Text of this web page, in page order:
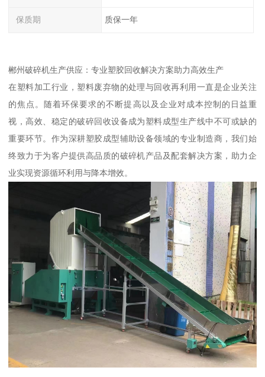
保质期 质保一年
郴州破碎机生产供应：专业塑胶回收解决方案助力高效生产
在塑料加工行业，塑料废弃物的处理与回收再利用一直是企业关注
的焦点。随着环保要求的不断提高以及企业对成本控制的日益重
视，高效、稳定的破碎回收设备成为塑料成型生产线中不可或缺的
重要环节。作为深耕塑胶成型辅助设备领域的专业制造商，我们始
终致力于为客户提供高品质的破碎机产品及配套解决方案，助力企
业实现资源循环利用与降本增效。